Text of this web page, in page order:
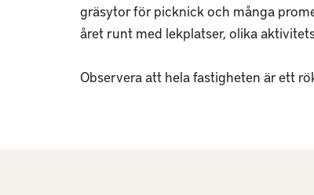
gräsytor för picknick och många
året runt med lekplatser, olika
Observera att hela fastigheten är ett